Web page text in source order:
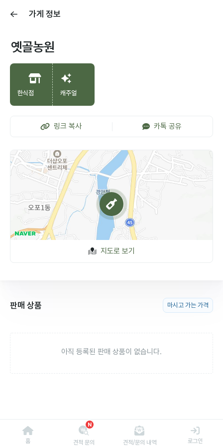
가게 정보
옛골농원
한식점 캐주얼
링크 복사 카톡 공유
지도로 보기
판매 상품 마시고 가는 가격
아직 등록된 판매 상품이 없습니다.
홈
N
견적 문의 견적/문의 내역 로그인